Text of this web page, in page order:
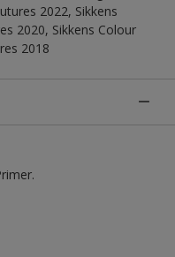
2022, Sikkens
2020, Sikkens Colour
2018